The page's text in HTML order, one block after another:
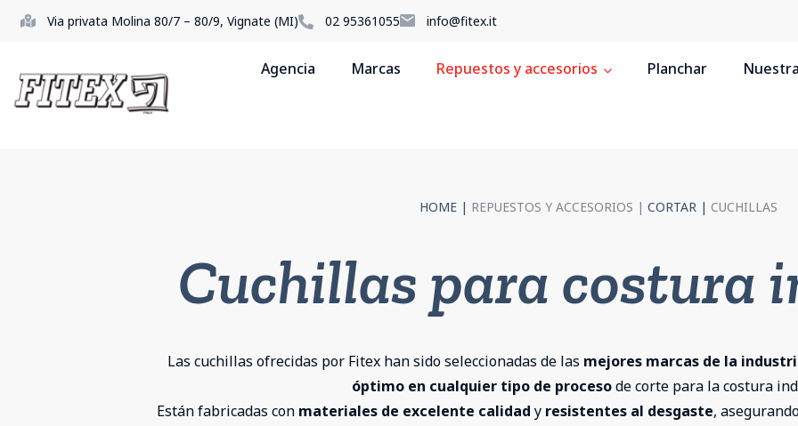
Via privata Molina 80/7 – 80/9, Vignate (MI) 02 95361055 info@fitex.it
Agencia Marcas Repuestos y accesorios Planchar
HOME | REPUESTOS Y ACCESORIOS | CORTAR | CUCHILLAS
Cuchillas para costura
Las cuchillas ofrecidas por Fitex han sido seleccionadas de las mejores marcas de la
óptimo en cualquier tipo de procesode corte para la costura
Están fabricadas con materiales de excelente calidad y resistentes al desgaste,